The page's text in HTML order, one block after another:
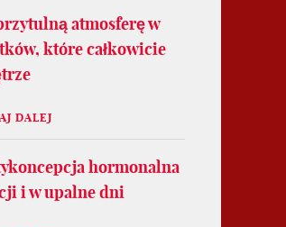
atmosferę w
które całkowicie
DALEJ
hormonalna
i w upalne dni